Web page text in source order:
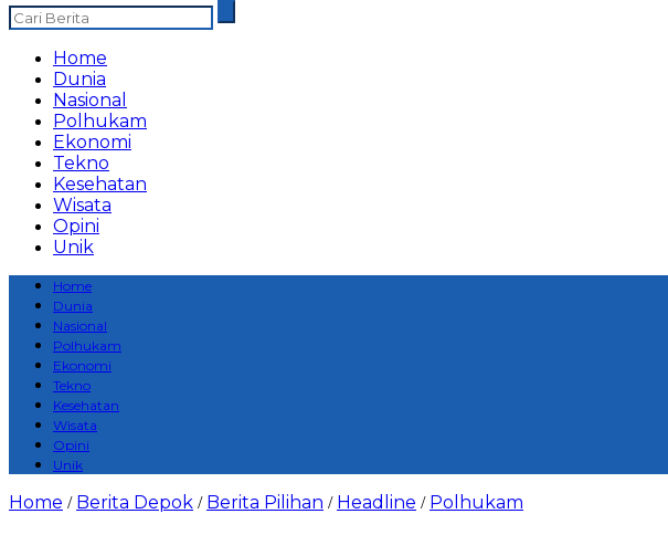
Home
Dunia
Nasional
Polhukam
Ekonomi
Tekno
Kesehatan
Wisata
Opini
Unik
Home
Dunia
Nasional
Polhukam
Ekonomi
Tekno
Kesehatan
Wisata
Opini
Unik
Home / Berita Depok / Berita Pilihan / Headline / Polhukam